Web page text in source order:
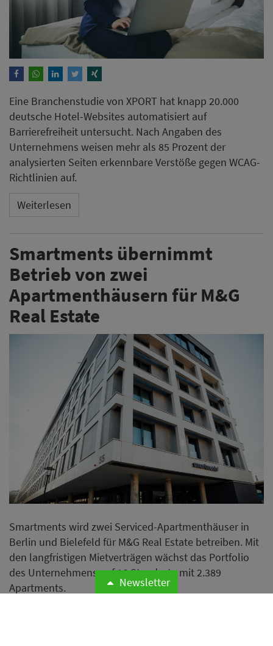
Eine Branchenstudie von XPORT hat knapp 20.000
deutsche Hotel-Websites automatisiert auf
Barrierefreiheit untersucht. Nach Angaben des
Unternehmens weisen mehr als 85 Prozent der
analysierten Seiten erkennbare Verstöße gegen WCAG-
Richtlinien auf.
Weiterlesen
Smartments übernimmt
Betrieb von zwei
Apartmenthäusern für M&G
Real Estate
Smartments wird zwei Serviced-Apartmenthäuser in
Berlin und Bielefeld für M&G Real Estate betreiben. Mit
den langfristigen Mietverträgen wächst das Portfolio
des Unternehmens auf 16 Standorte mit 2.389
Apartments.
Newsletter